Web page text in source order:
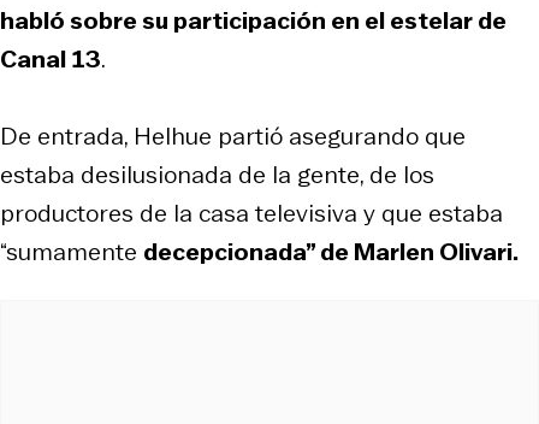
habló sobre su participación en el estelar de
Canal 13.
De entrada, Helhue partió asegurando que
estaba desilusionada de la gente, de los
productores de la casa televisiva y que estaba
“sumamente decepcionada” de Marlen Olivari.